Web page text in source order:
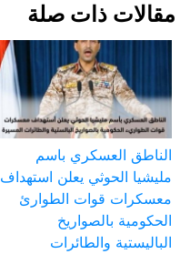
مقالات ذات صلة
الناطق العسكري باسم
مليشيا الحوثي يعلن استهداف
معسكرات قوات الطوارئ
الحكومية بالصواريخ
الباليستية والطائرات